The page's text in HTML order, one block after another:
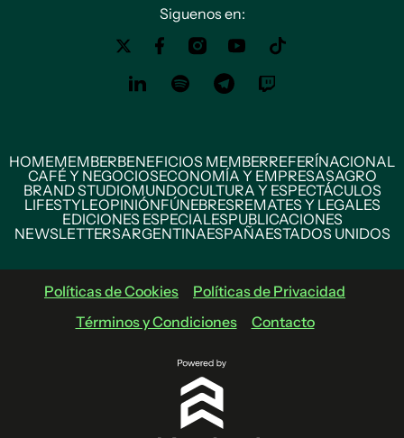
Siguenos en:
HOMEMEMBERBENEFICIOS MEMBERREFERÍNACIONAL
CAFÉ Y NEGOCIOSECONOMÍA Y EMPRESASAGRO
BRAND STUDIOMUNDOCULTURA Y ESPECTÁCULOS
LIFESTYLEOPINIÓNFÚNEBRESREMATES Y LEGALES
EDICIONES ESPECIALESPUBLICACIONES
NEWSLETTERSARGENTINAESPAÑAESTADOS UNIDOS
Políticas de Cookies
Políticas de Privacidad
Términos y Condiciones
Contacto